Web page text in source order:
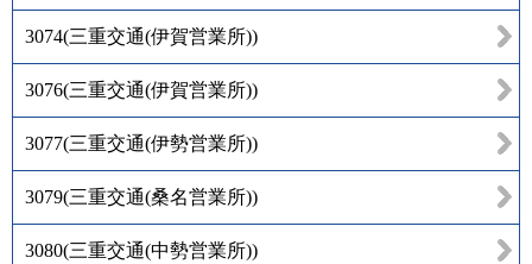
3074(三重交通(伊賀営業所))
3076(三重交通(伊賀営業所))
3077(三重交通(伊勢営業所))
3079(三重交通(桑名営業所))
3080(三重交通(中勢営業所))